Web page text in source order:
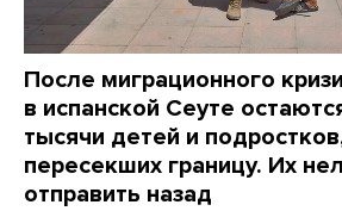
После миграционного
в испанской Сеуте
тысячи детей и
пересекших границу. Их
отправить назад